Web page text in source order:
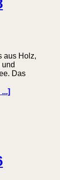
aus Holz,
Das